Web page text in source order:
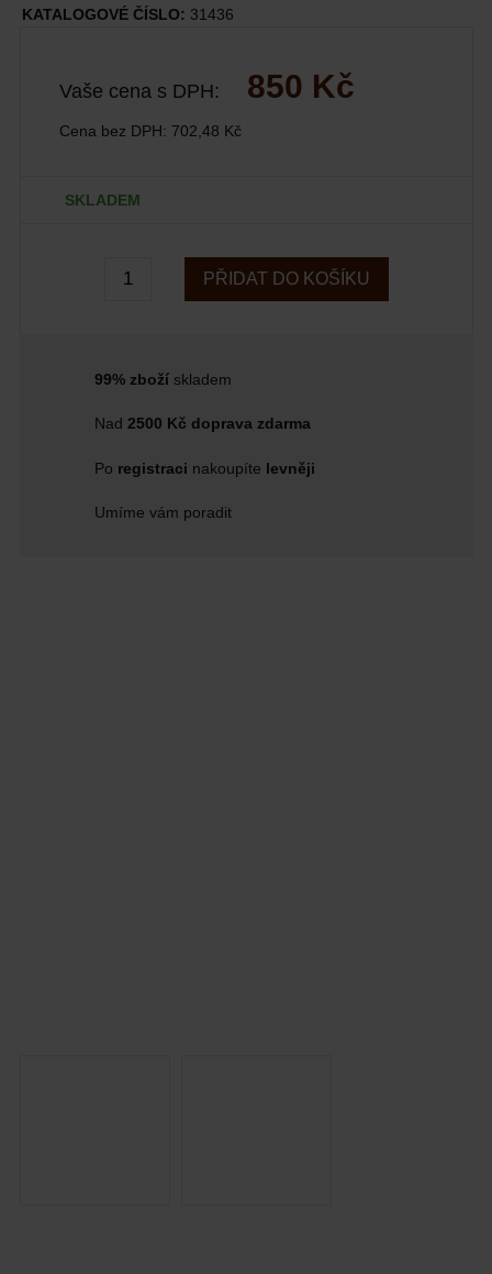
KATALOGOVÉ ČÍSLO: 31436
Vaše cena s DPH: 850 Kč
Cena bez DPH: 702,48 Kč
SKLADEM
PŘIDAT DO KOŠÍKU
99% zbožískladem
Nad 2500 Kč doprava zdarma
Po registraci nakoupíte levněji
Umíme vám poradit